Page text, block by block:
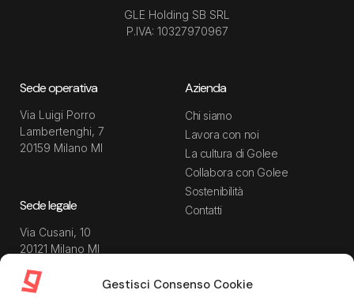
Gestisci Consenso Cookie
GLE Holding SB SRL
P.IVA: 10327970967
Sede operativa
Via Luigi Porro
Lambertenghi, 7
20159 Milano MI
Sede legale
Via Cusani, 10
20121 Milano MI
Azienda
Chi siamo
Lavora con noi
La cultura di Golee
Collabora con Golee
Sostenibilità
Contatti